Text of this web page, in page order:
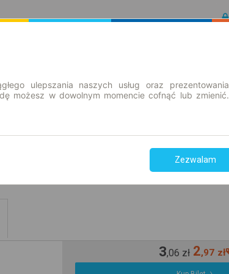
3,06 zł 2,97 zł
ulepszania naszych usług oraz prezentowania
możesz w dowolnym momencie cofnąć lub zmienić.
Zezwalam